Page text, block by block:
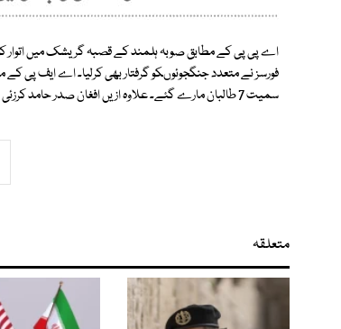
فورسز نے متعدد جنگجوئوںکو گرفتار بھی کرلیا۔ اے ایف پی
سمیت 7 طالبان مارے گئے۔ علاوہ ازیں افغان صدر حامد کرزئی نے کہا ہے کہ عسکریت پسندوں کوافغان عوام کی اموات کیلیے جواب دہ ہونا پڑے گا۔
متعلقہ